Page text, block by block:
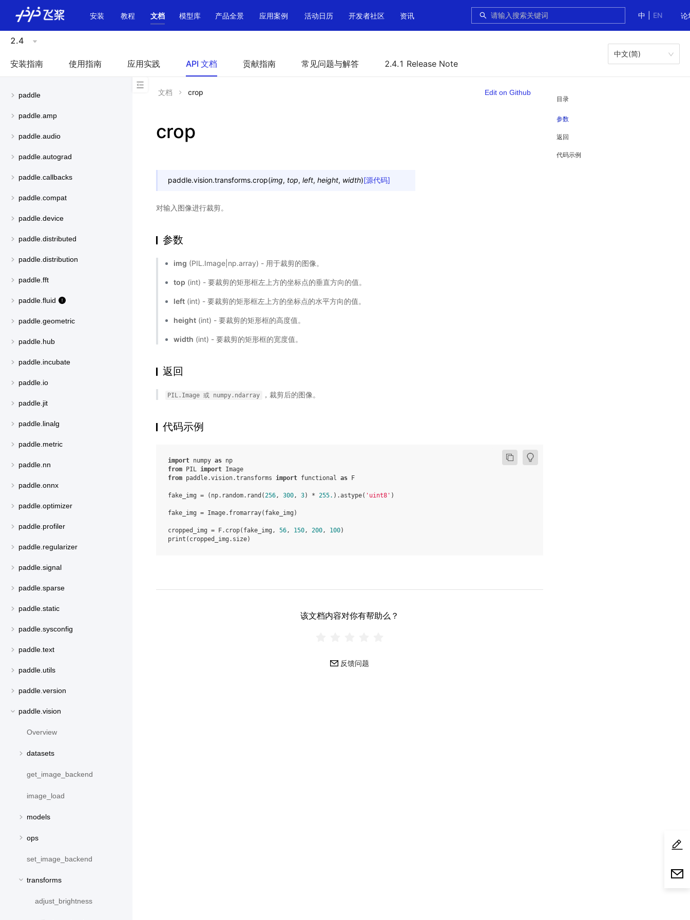
中
EN 论
安装 教程 文档 模型库 产品全景 应用案例 活动日历 开发者社区 资讯
2.4
安装指南 使用指南 应用实践 API 文档 贡献指南 常见问题与解答 2.4.1 Release Note
中文(简)
paddle
paddle.amp
paddle.audio
paddle.autograd
paddle.callbacks
paddle.compat
paddle.device
paddle.distributed
paddle.distribution
paddle.fft
paddle.fluid
paddle.geometric
paddle.hub
paddle.incubate
paddle.io
paddle.jit
paddle.linalg
paddle.metric
paddle.nn
paddle.onnx
paddle.optimizer
paddle.profiler
paddle.regularizer
paddle.signal
paddle.sparse
paddle.static
paddle.sysconfig
paddle.text
paddle.utils
paddle.version
paddle.vision
Overview
datasets
get_image_backend
image_load
models
ops
set_image_backend
transforms
adjust_brightness
目录
参数
返回
代码示例
文档 crop Edit on Github
crop
paddle.vision.transforms.crop(img, top, left, height, width)[源代码]
对输入图像进行裁剪。
参数
img (PIL.Image|np.array) - 用于裁剪的图像。
top (int) - 要裁剪的矩形框左上方的坐标点的垂直方向的值。
left (int) - 要裁剪的矩形框左上方的坐标点的水平方向的值。
height (int) - 要裁剪的矩形框的高度值。
width (int) - 要裁剪的矩形框的宽度值。
返回
PIL.Image 或 numpy.ndarray ，裁剪后的图像。
代码示例
import numpy as np
from
PIL import Image
from paddle.vision.transforms import functional as F
fake_img = ( np. random. rand (256, 300, 3) * 255. ) .astype( 'uint8' )
fake_img = Image. fromarray( fake_img )
cropped_img = F. crop( fake_img , 56, 150, 200, 100)
print ( cropped_img . size)
该文档内容对你有帮助么？
反馈问题